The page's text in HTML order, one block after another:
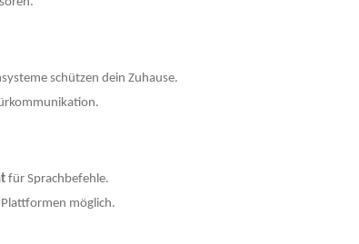
schützen dein Zuhause.
für Sprachbefehle.
möglich.